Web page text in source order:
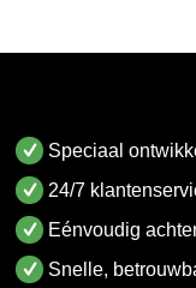
Speciaal
24/7
Eénvoudig
Snelle,